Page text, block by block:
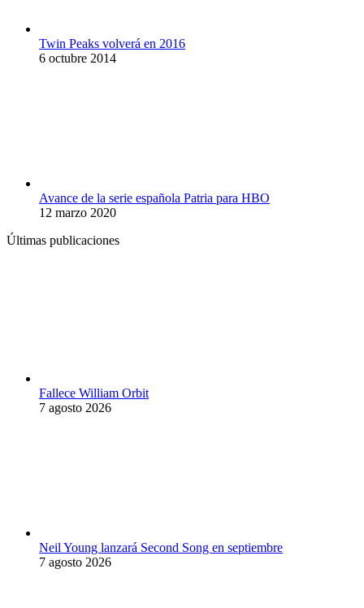
Twin Peaks volverá en 2016
6 octubre 2014
Avance de la serie española Patria para HBO
12 marzo 2020
Últimas publicaciones
Fallece William Orbit
7 agosto 2026
Neil Young lanzará Second Song en septiembre
7 agosto 2026